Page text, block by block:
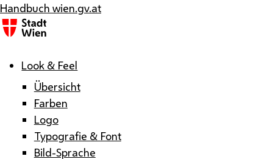
Handbuch wien.gv.at
Look & Feel
Übersicht
Farben
Logo
Typografie & Font
Bild-Sprache